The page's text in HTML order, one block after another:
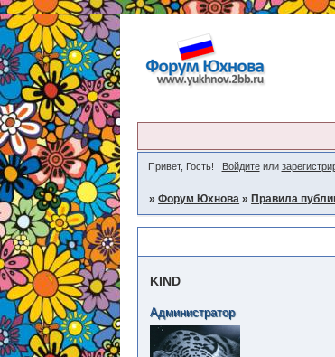
Привет, Гость! Войдитеили
»Форум Юхнова » Правила
KIND
Администратор